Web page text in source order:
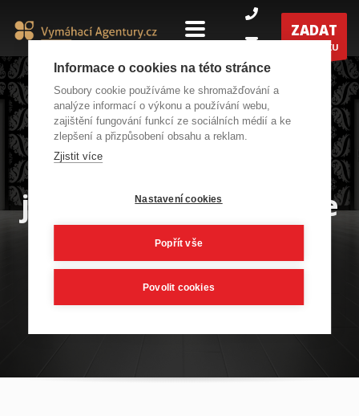
ZADAT
POPTÁVKU
Vybereme za Vás do
jakých dveří vstoupíte
Informace o cookies na této stránce
Soubory cookie používáme ke shromažďování a
analýze informací o výkonu a používání webu,
zajištění fungování funkcí ze sociálních médií a ke
zlepšení a přizpůsobení obsahu a reklam.
Zjistit více
Nastavení cookies
Popřít vše
Povolit cookies